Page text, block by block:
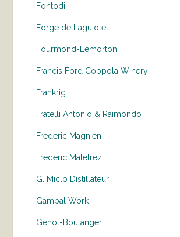
Fontodi
Forge de Laguiole
Fourmond-Lemorton
Francis Ford Coppola Winery
Frankrig
Fratelli Antonio & Raimondo
Frederic Magnien
Frederic Maletrez
G. Miclo Distillateur
Gambal Work
Génot-Boulanger